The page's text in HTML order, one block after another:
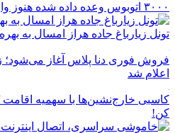
۳۰۰۰ اتوبوس وعده داده شده هنوز وارد طرح اربعین نشده است
تونل زیارباغ جاده هراز امسال به
فروش فوری دنا پلاس آغاز می‌شود؛
اعلام شد
کن!